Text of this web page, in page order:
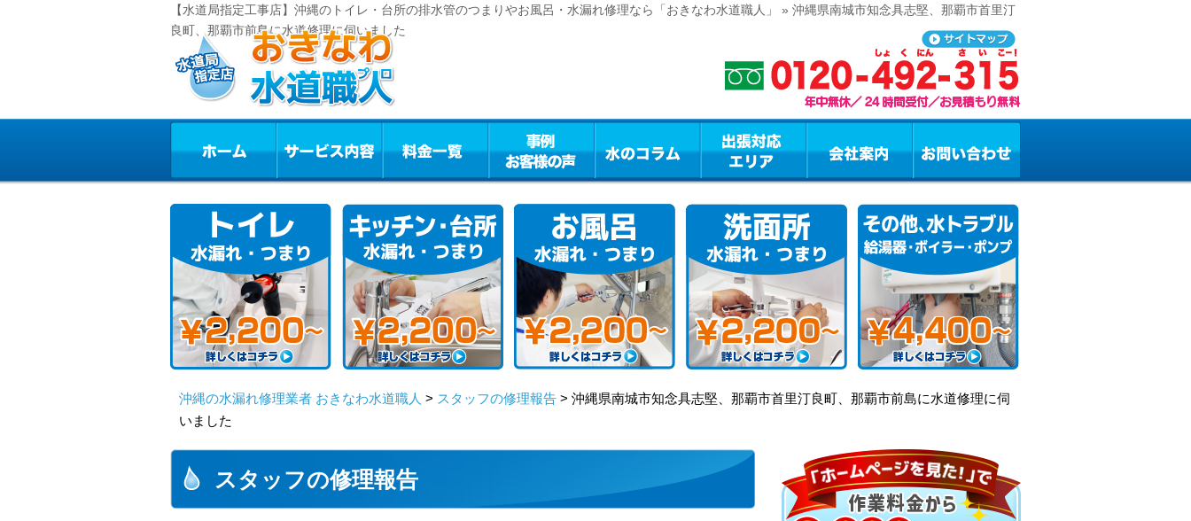
【水道局指定工事店】沖縄のトイレ・台所の排水管のつまりやお風呂・水漏れ修理なら「おきなわ水道職人」 » 沖縄県南城市知念具志堅、那覇市首里汀
良町、那覇市前島に水道修理に伺いました
沖縄の水漏れ修理業者 おきなわ水道職人 > スタッフの修理報告 > 沖縄県南城市知念具志堅、那覇市首里汀良町、那覇市前島に水道修理に伺
いました
スタッフの修理報告